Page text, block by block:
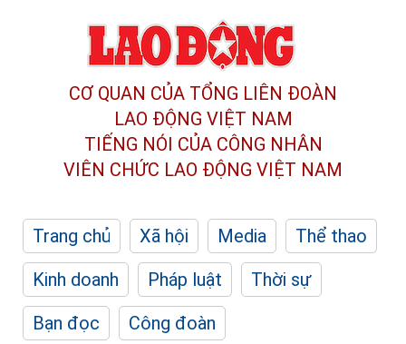
CƠ QUAN CỦA TỔNG LIÊN ĐOÀN
LAO ĐỘNG VIỆT NAM
TIẾNG NÓI CỦA CÔNG NHÂN
VIÊN CHỨC LAO ĐỘNG VIỆT NAM
Trang chủ Xã hội Media
Thể thao
Kinh doanh
Pháp luật
Thời sự
Bạn đọc
Công đoàn